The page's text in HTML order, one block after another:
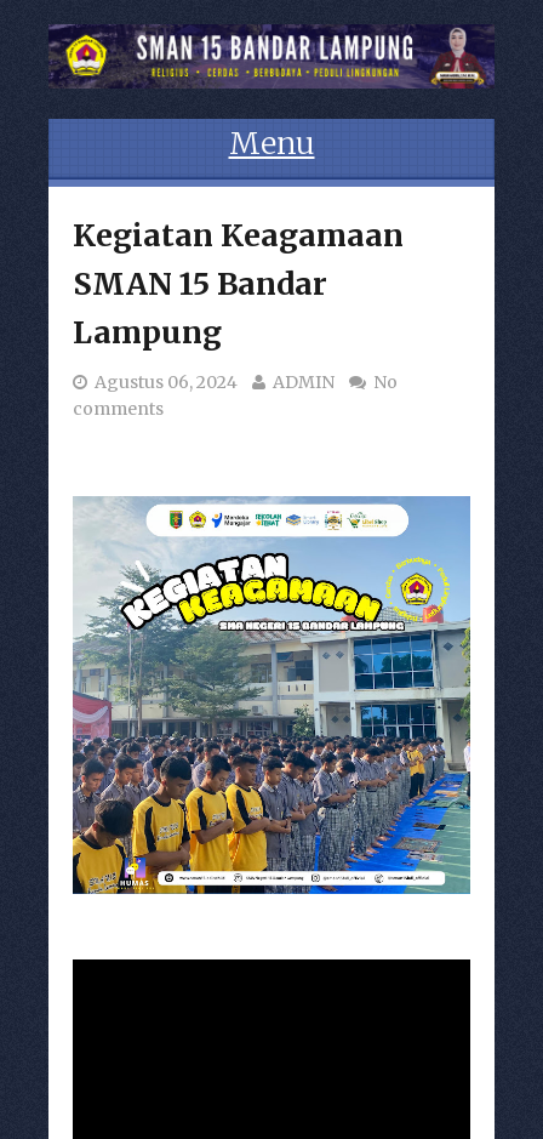
Menu
Kegiatan Keagamaan
SMAN 15 Bandar
Lampung
Agustus 06, 2024 ADMIN
No
comments